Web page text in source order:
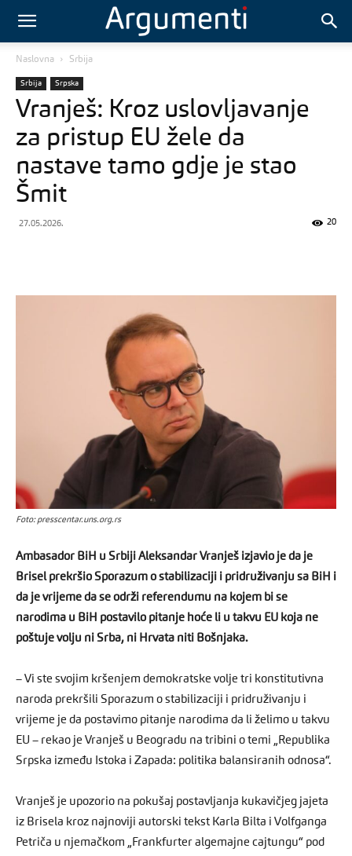
Naslovna Srbija
Srbija Srpska
Vranješ: Kroz uslovljavanje
za pristup EU žele da
nastave tamo gdje je stao
Šmit
27.05.2026. 20
Foto: presscentar.uns.org.rs
Ambasador BiH u Srbiji Aleksandar Vranješ izjavio je da je
Brisel prekršio Sporazum o stabilizaciji i pridruživanju sa BiH i
da je vrijeme da se održi referendumu na kojem bi se
narodima u BiH postavilo pitanje hoće li u takvu EU koja ne
poštuje volju ni Srba, ni Hrvata niti Bošnjaka.
– Vi ste svojim kršenjem demokratske volje tri konstitutivna
naroda prekršili Sporazum o stabilizaciji i pridruživanju i
vrijeme je da postavimo pitanje narodima da li želimo u takvu
EU – rekao je Vranješ u Beogradu na tribini o temi „Republika
Srpska između Istoka i Zapada: politika balansiranih odnosa“.
Vranješ je upozorio na pokušaj postavljanja kukavičjeg jajeta
iz Brisela kroz najnoviji autorski tekst Karla Bilta i Volfganga
Petriča u njemačkom „Frankfurter algemajne cajtungu“ pod